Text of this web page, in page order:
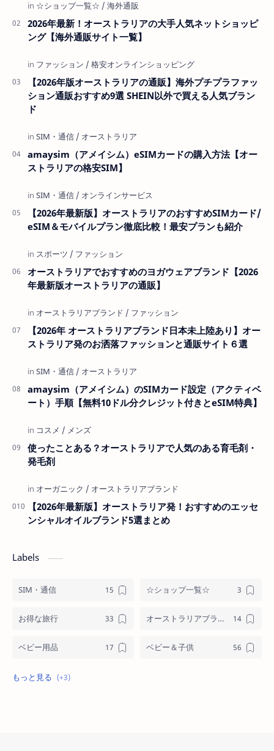
2026年最新！オーストラリアの大手人気ネットショッピ
ング【海外通販サイト一覧】
【2026年版オーストラリアの通販】海外プチプラファッ
ション通販おすすめ9選 SHEIN以外で買える人気ブラン
ド
amaysim（アメイシム）eSIMカードの購入方法【オー
ストラリアの格安SIM】
【2026年最新版】オーストラリアのおすすめSIMカード/
eSIM＆モバイルプラン徹底比較！最安プランも紹介
オーストラリアでおすすめのヨガウェアブランド【2026
年最新版オーストラリアの通販】
【2026年 オーストラリアブランド日本未上陸あり】オー
ストラリア発のお洒落ファッションと通販サイト６選
amaysim（アメイシム）のSIMカード設定（アクティベ
ート）手順【無料10ドル分クレジット付きとeSIM特典】
使ったことある？オーストラリアで人気のある育毛剤・
発毛剤
【2026年最新版】オーストラリア発！おすすめのエッセ
ンシャルオイルブランド5選まとめ
Labels
SIM・通信 ☆ショップ一覧☆
お得な旅行 オーストラリアブランド
ベビー用品 ベビー＆子供
メンズ